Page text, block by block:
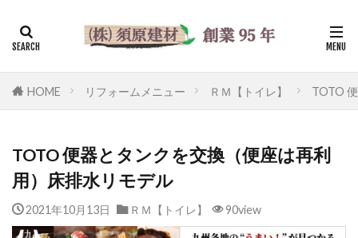
HOME リフォームメニュー ＲＭ【トイレ】 TOTO
TOTO 便器とタンクを交換（便座は再利
用）床排水リモデル
2021年10月13日 ＲＭ【トイレ】 90view